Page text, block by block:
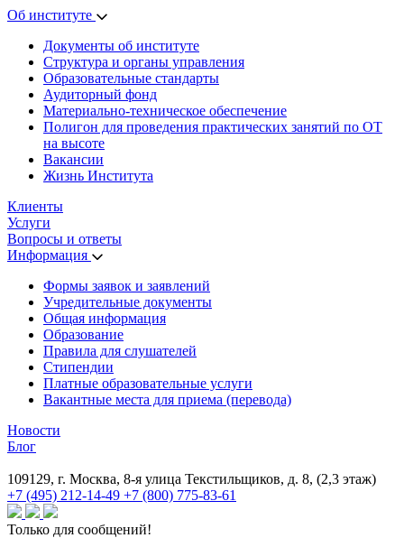
Об институте
Документы об институте
Структура и органы управления
Образовательные стандарты
Аудиторный фонд
Материально-техническое обеспечение
Полигон для проведения практических занятий по ОТ
на высоте
Вакансии
Жизнь Института
Клиенты
Услуги
Вопросы и ответы
Информация
Формы заявок и заявлений
Учредительные документы
Общая информация
Образование
Правила для слушателей
Стипендии
Платные образовательные услуги
Вакантные места для приема (перевода)
Новости
Блог
109129, г. Москва, 8-я улица Текстильщиков, д. 8, (2,3 этаж)
+7 (495) 212-14-49 +7 (800) 775-83-61
Только для сообщений!